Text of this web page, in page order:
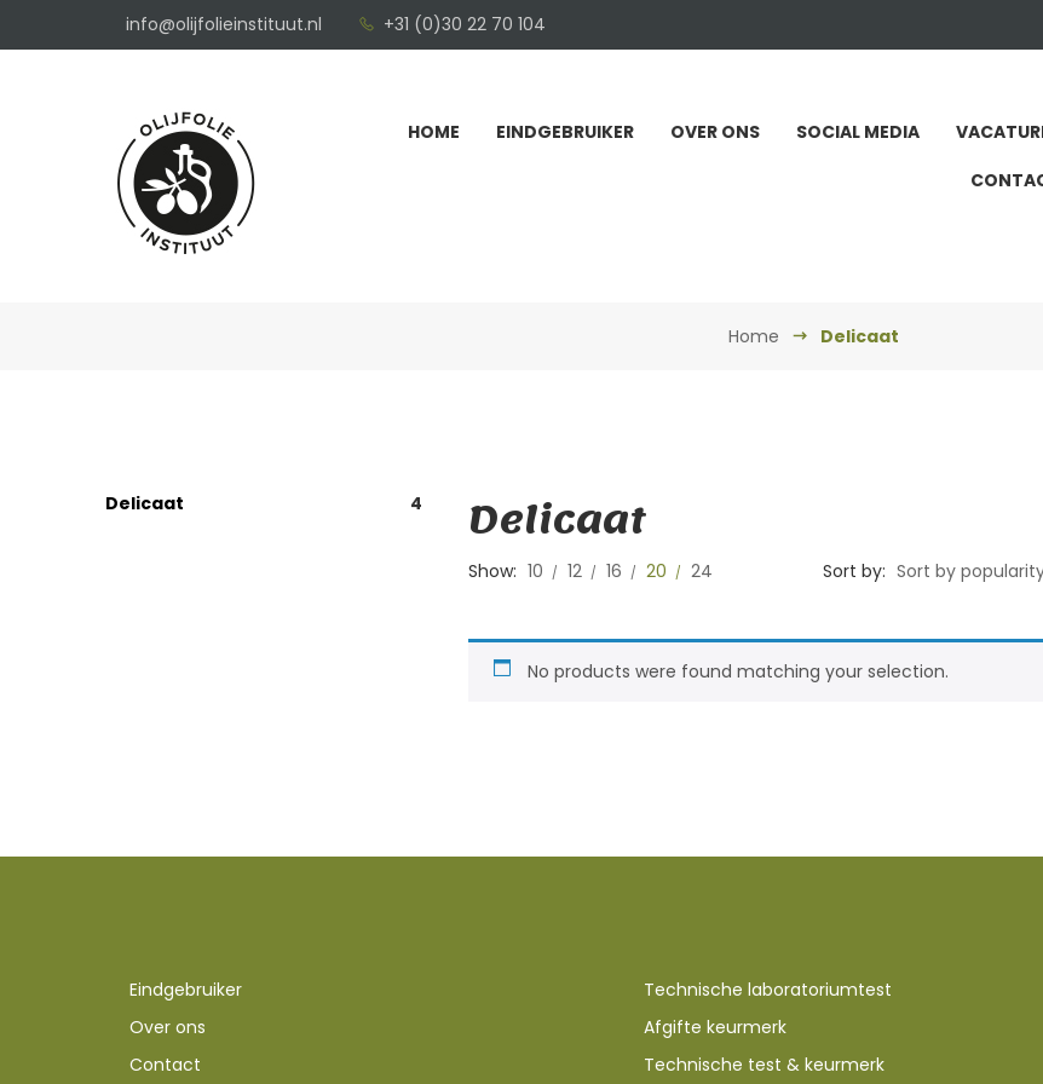
info@olijfolieinstituut.nl +31 (0)30 22 70 104
HOME EINDGEBRUIKER OVER ONS SOCIAL MEDIA
Home Delicaat
Delicaat 4 Delicaat
Show: 10 12 16 20 24 Sort by: Sort by
No products were found matching your selection.
Eindgebruiker
Over ons
Contact
Technische laboratoriumtest
Afgifte keurmerk
Technische test & keurmerk